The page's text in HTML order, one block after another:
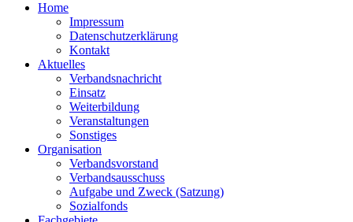
Home
Impressum
Datenschutzerklärung
Kontakt
Aktuelles
Verbandsnachricht
Einsatz
Weiterbildung
Veranstaltungen
Sonstiges
Organisation
Verbandsvorstand
Verbandsausschuss
Aufgabe und Zweck (Satzung)
Sozialfonds